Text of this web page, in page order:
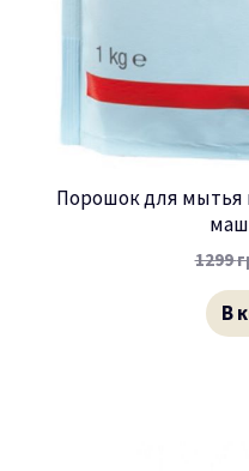
Порошок для мытья
1299
В